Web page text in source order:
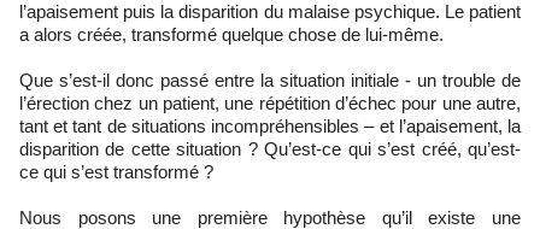
l’apaisement puis la disparition du malaise psychique. Le patient
a alors créée, transformé quelque chose de lui-même.
Que s’est-il donc passé entre la situation initiale - un trouble de
l’érection chez un patient, une répétition d’échec pour une autre,
tant et tant de situations incompréhensibles – et l’apaisement, la
disparition de cette situation ? Qu’est-ce qui s’est créé, qu’est-
ce qui s’est transformé ?
Nous posons une première hypothèse qu’il existe une